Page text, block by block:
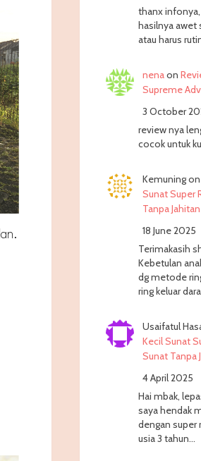
thanx infonya,
hasilnya awet
atau harus
nenaon
Supreme
3 October
review nya
cocok untuk
Kemuning
Sunat Super
Tanpa Jahitan
18 June 2025
Terimakasih
Kebetulan
dg metode
ring keluar
Usaifatul
Kecil Sunat
Sunat Tanpa
4 April 2025
Hai mbak,
saya hendak
dengan super
usia 3 tahun…